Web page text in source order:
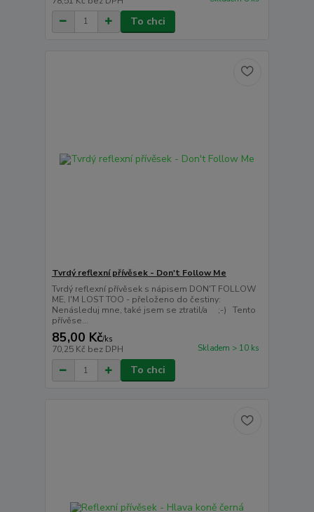
To chci
Tvrdý reflexní přívěsek - Don't Follow Me
Tvrdý reflexní přívěsek s nápisem DON'T FOLLOW
ME, I'M LOST TOO - přeloženo do čestiny:
Nenásleduj mne, také jsem se ztratil/a ;-) Tento
přívěse...
85,00 Kč/ks
70,25 Kč bez DPH Skladem > 10 ks
To chci